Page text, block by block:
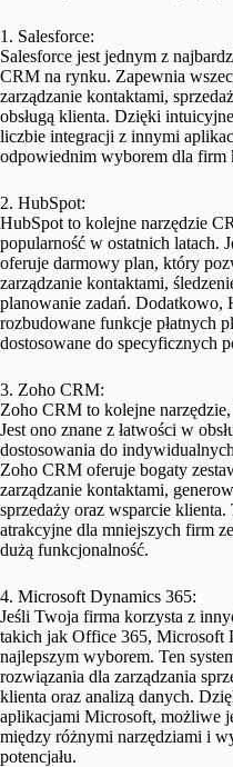
1. Salesforce:
Salesforce jest jednym z
CRM na rynku. Zapewnia
zarządzanie kontaktami,
obsługą klienta. Dzięki
liczbie integracji z innymi
odpowiednim wyborem dla firm
2. HubSpot:
HubSpot to kolejne narzędzie
popularność w ostatnich latach.
oferuje darmowy plan, który
zarządzanie kontaktami,
planowanie zadań. Dodatkowo,
rozbudowane funkcje płatnych
dostosowane do specyficznych
3. Zoho CRM:
Zoho CRM to kolejne narzędzie,
Jest ono znane z łatwości w
dostosowania do
Zoho CRM oferuje bogaty
zarządzanie kontaktami,
sprzedaży oraz wsparcie
atrakcyjne dla mniejszych firm
dużą funkcjonalność.
4. Microsoft Dynamics 365:
Jeśli Twoja firma korzysta z
takich jak Office 365, Microsoft
najlepszym wyborem. Ten
rozwiązania dla zarządzania
klienta oraz analizą danych.
aplikacjami Microsoft, możliwe
między różnymi narzędziami i
potencjału.